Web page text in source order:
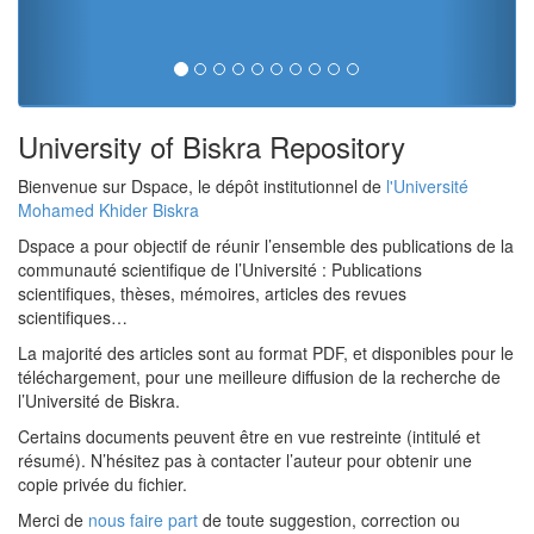
University of Biskra Repository
Bienvenue sur Dspace, le dépôt institutionnel de l'Université
Mohamed Khider Biskra
Dspace a pour objectif de réunir l’ensemble des publications de la
communauté scientifique de l’Université : Publications
scientifiques, thèses, mémoires, articles des revues
scientifiques…
La majorité des articles sont au format PDF, et disponibles pour le
téléchargement, pour une meilleure diffusion de la recherche de
l’Université de Biskra.
Certains documents peuvent être en vue restreinte (intitulé et
résumé). N’hésitez pas à contacter l’auteur pour obtenir une
copie privée du fichier.
Merci de nous faire part de toute suggestion, correction ou